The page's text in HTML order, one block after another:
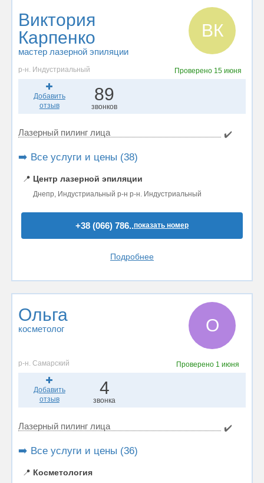
Виктория
Карпенко
мастер лазерной эпиляции
ВК
р-н. Индустриальный Проверено 15 июня
Добавить
отзыв
89
звонков
Лазерный пилинг лица ✔️
➡️ Все услуги и цены (38)
📍 Центр лазерной эпиляции
Днепр, Индустриальный р-н р-н. Индустриальный
+38 (066) 786..показать номер
Подробнее
Ольга
косметолог О
р-н. Самарский Проверено 1 июня
Добавить
отзыв
4
звонка
Лазерный пилинг лица ✔️
➡️ Все услуги и цены (36)
📍 Косметология